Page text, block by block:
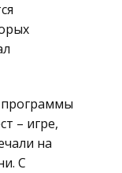
программы
– игре,
на
С